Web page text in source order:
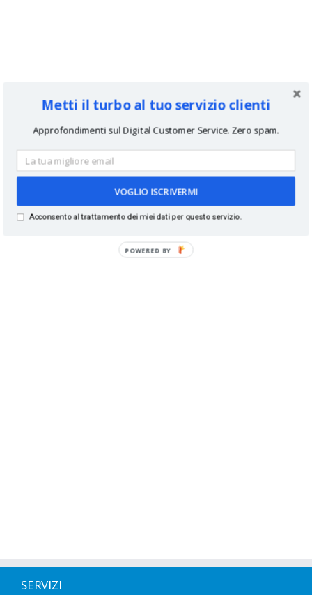
SERVIZI
Metti il turbo al tuo servizio clienti
Approfondimenti sul Digital Customer Service. Zero spam.
VOGLIO ISCRIVERMI
Acconsento al trattamento dei miei dati per questo servizio.
POWERED BY